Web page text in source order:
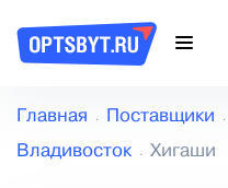
Главная Поставщики
Владивосток Хигаши